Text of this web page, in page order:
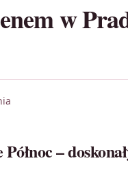
w
–